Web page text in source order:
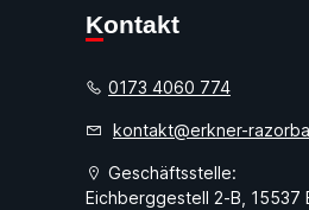
Kontakt
0173 4060 774
kontakt@erkner-
Geschäftsstelle:
Eichberggestell 2-B, 15537